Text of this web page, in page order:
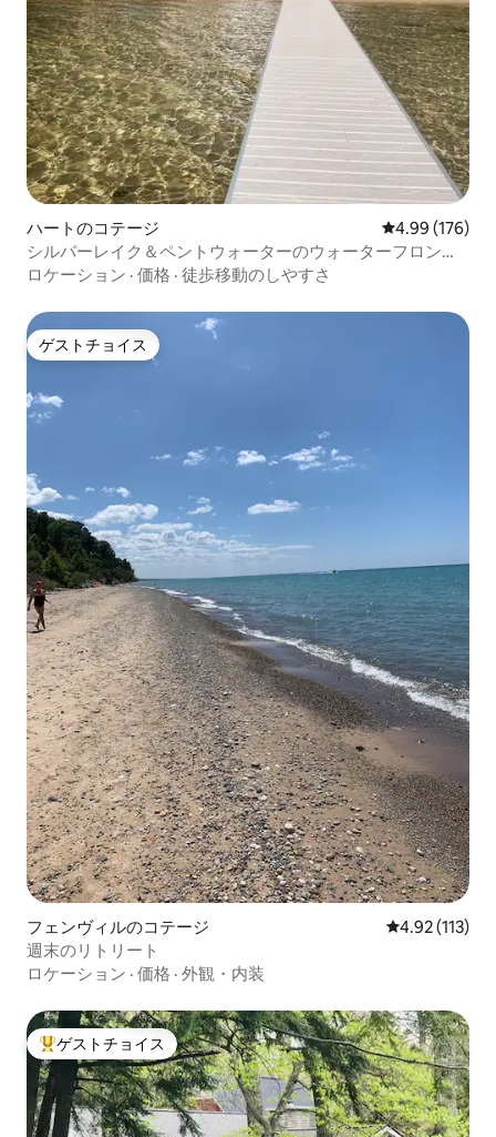
ハートのコテージ レビュー176
4.99 (176)
シルバーレイク＆ペントウォーターのウォーターフロント
コテージ
ロケーション · 価格 · 徒歩移動のしやすさ
ゲストチョイス
ゲストチョイス
フェンヴィルのコテージ レビュー113
4.92 (113)
週末のリトリート
ロケーション · 価格 · 外観・内装
大好評のゲストチョイスです。
ゲストチョイス